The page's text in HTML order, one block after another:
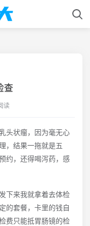
查
读
头状瘤，因为毫无心
，结果一拖就是五
约，还得喝泻药，感
来我就拿着去体检
的套餐，卡里的钱自
费只能抵胃肠镜的检